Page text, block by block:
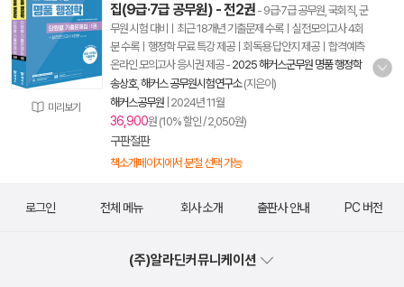
미리보기
집(9급·7급 공무원) - 전2권 - 9급·7급 공무원, 국회직, 군
무원 시험 대비ㅣ최근 18개년 기출문제 수록ㅣ실전모의고사 4회
분 수록ㅣ행정학 무료 특강 제공ㅣ회독용 답안지 제공ㅣ합격예측
온라인 모의고사 응시권 제공- 2025 해커스군무원 명품 행정학
송상호, 해커스 공무원시험연구소(지은이)
해커스공무원 2024년 11월
36,900원 (10% 할인 / 2,050원)
구판절판
책소개페이지에서 분철 선택 가능
로그인 전체 메뉴 회사 소개 출판사 안내 PC 버전
(주)알라딘커뮤니케이션